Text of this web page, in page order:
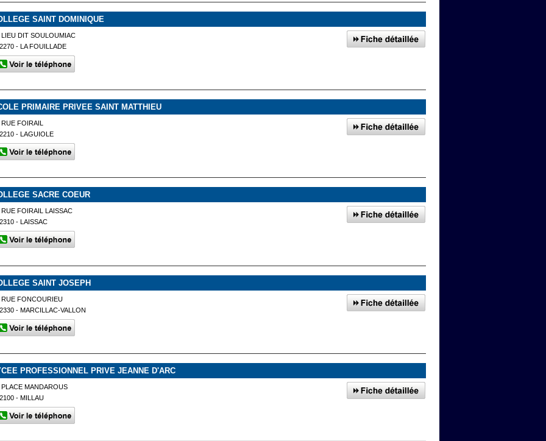
SAINT DOMINIQUE
LIEU DIT SOULOUMIAC
- LA FOUILLADE
PRIMAIRE PRIVEE SAINT MATTHIEU
RUE FOIRAIL
- LAGUIOLE
SACRE COEUR
RUE FOIRAIL LAISSAC
- LAISSAC
SAINT JOSEPH
RUE FONCOURIEU
- MARCILLAC-VALLON
PROFESSIONNEL PRIVE JEANNE D'ARC
PLACE MANDAROUS
- MILLAU